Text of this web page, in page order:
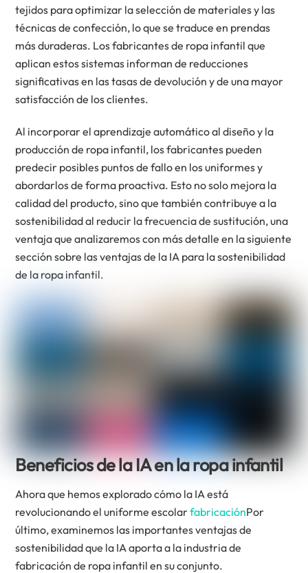
tejidos para optimizar la selección de materiales y las
técnicas de confección, lo que se traduce en prendas
más duraderas. Los fabricantes de ropa infantil que
aplican estos sistemas informan de reducciones
significativas en las tasas de devolución y de una mayor
satisfacción de los clientes.
Al incorporar el aprendizaje automático al diseño y la
producción de ropa infantil, los fabricantes pueden
predecir posibles puntos de fallo en los uniformes y
abordarlos de forma proactiva. Esto no solo mejora la
calidad del producto, sino que también contribuye a la
sostenibilidad al reducir la frecuencia de sustitución, una
ventaja que analizaremos con más detalle en la siguiente
sección sobre las ventajas de la IA para la sostenibilidad
de la ropa infantil.
Beneficios de la IA en la ropa infantil
Ahora que hemos explorado cómo la IA está
revolucionando el uniforme escolarfabricaciónPor
último, examinemos las importantes ventajas de
sostenibilidad que la IA aporta a la industria de
fabricación de ropa infantil en su conjunto.